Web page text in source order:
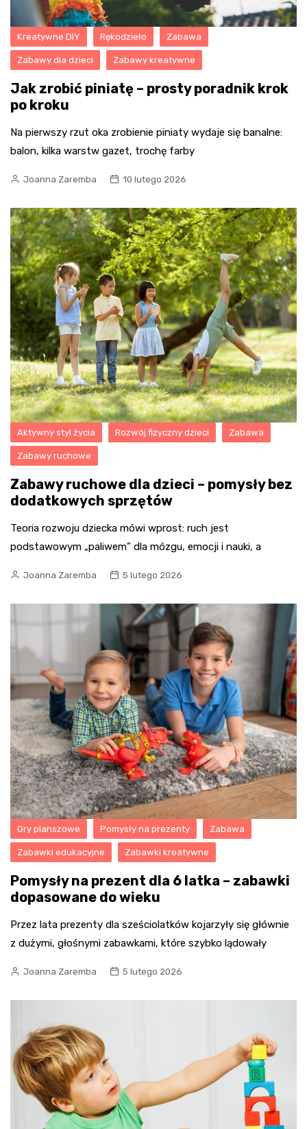
Kreatywne DIY Rękodzieło Zabawa
Zabawy dla dzieci Zabawy kreatywne
Jak zrobić piniatę – prosty poradnik krok
po kroku
Na pierwszy rzut oka zrobienie piniaty wydaje się banalne:
balon, kilka warstw gazet, trochę farby
Joanna Zaremba 10 lutego 2026
Aktywny styl życia Rozwój fizyczny dzieci Zabawa
Zabawy ruchowe
Zabawy ruchowe dla dzieci – pomysły bez
dodatkowych sprzętów
Teoria rozwoju dziecka mówi wprost: ruch jest
podstawowym „paliwem” dla mózgu, emocji i nauki, a
Joanna Zaremba 5 lutego 2026
Gry planszowe Pomysły na prezenty Zabawa
Zabawki edukacyjne Zabawki kreatywne
Pomysły na prezent dla 6 latka – zabawki
dopasowane do wieku
Przez lata prezenty dla sześciolatków kojarzyły się głównie
z dużymi, głośnymi zabawkami, które szybko lądowały
Joanna Zaremba 5 lutego 2026